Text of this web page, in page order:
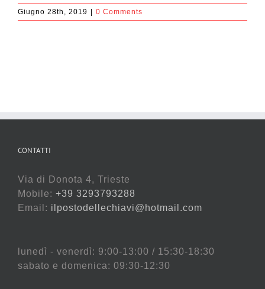
Giugno 28th, 2019 0 Comments
CONTATTI
Via di Donota 4, Trieste
Mobile: +39 3293793288
Email: ilpostodellechiavi@hotmail.com
lunedì - venerdì: 9:00-13:00 / 15:30-18:30
sabato e domenica: 09:30-12:30